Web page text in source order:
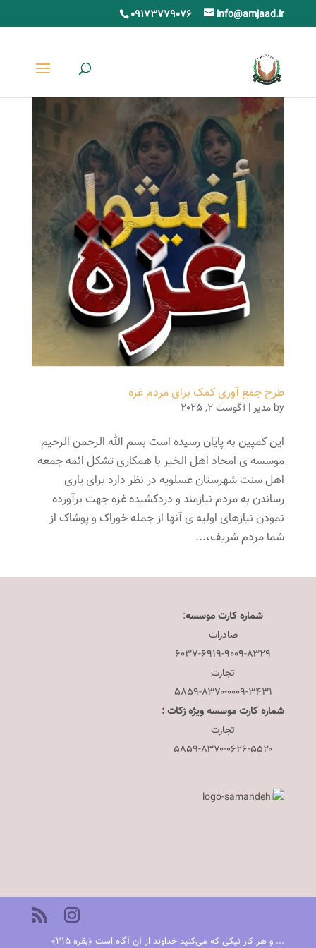
09173779076 info@amjaad.ir
طرح جمع آوری کمک برای مردم غزه
by مدیر|آگوست 2, 2025
این کمپین به پایان رسیده است بسم الله الرحمن الرحیم
موسسه ی امجاد اهل الخیر با همکاری تشکل ائمه جمعه
اهل سنت شهرستان عسلویه در نظر دارد برای یاری
رساندن به مردم نیازمند و دردکشیده غزه جهت برآورده
نمودن نیازهای اولیه ی آنها از جمله خوراک و پوشاک از
شما مردم شریف،...
شماره کارت موسسه:
صادرات
۶۰۳۷-۶۹۱۹-۹۰۰۹-۸۳۲۹
تجارت
۵۸۵۹-۸۳۷۰-۰۰۰۹-۳۴۳۱
شماره کارت موسسه ویژه زکات :
تجارت
۵۸۵۹-۸۳۷۰-۰۶۲۶-۵۵۲۰
... و هر کار نیکی که می‌کنید خداوند از آن آگاه است ﴿بقره ٢١٥﴾